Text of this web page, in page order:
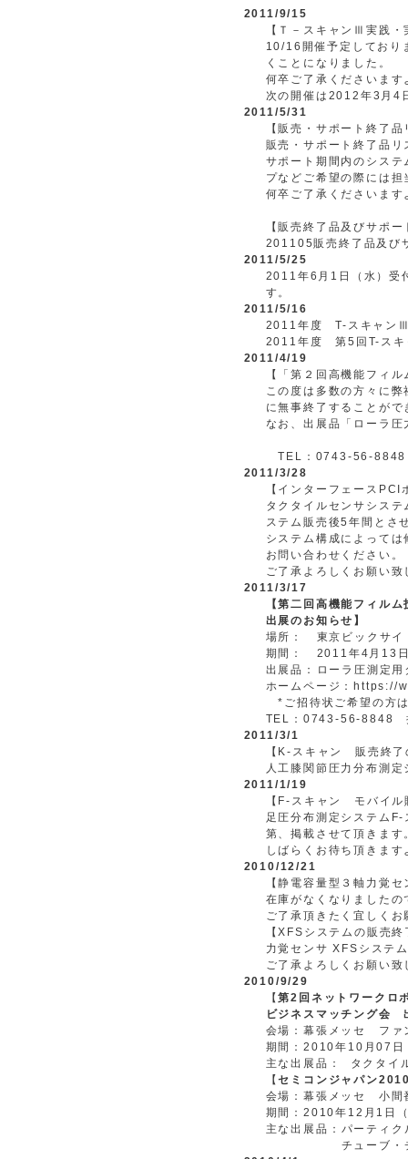
2011/9/15
【Ｔ－スキャンⅢ実践
10/16開催予定しており
くことになりました。
何卒ご了承くださいま
次の開催は2012年3月4
2011/5/31
【販売・サポート終了
販売・サポート終了品
サポート期間内のシス
プなどご希望の際には
何卒ご了承くださいま
【販売終了品及びサポ
201105販売終了品及び
2011/5/25
2011年6月1日（水）受
す。
2011/5/16
2011年度 T-スキャンⅢ
2011年度 第5回T-スキ
2011/4/19
【「第２回高機能フィ
この度は多数の方々に
に無事終了することがで
なお、出展品「ローラ
TEL：0743-56-
2011/3/28
【インターフェース
タクタイルセンサシス
ステム販売後5年間とさ
システム構成によって
お問い合わせください。
ご了承よろしくお願い致
2011/3/17
【第二回高機能フィル
出展のお知らせ】
場所：
東京ビックサ
期間：
2011年4月13
出展品：
ローラ圧測定
ホームページ：
*ご招待状ご希望の方
TEL：0743-56-8848
2011/3/1
【K-スキャン 販売終了
人工膝関節圧力分布測
2011/1/19
【F-スキャン モバイル
足圧分布測定システム
第、掲載させて頂きます
しばらくお待ち頂きま
2010/12/21
【静電容量型３軸力覚
在庫がなくなりました
ご了承頂きたく宜しく
【XFSシステムの販売
力覚センサ XFSシステ
ご了承よろしくお願い致
2010/9/29
【第2回ネットワークロ
ビジネスマッチング会
会場：幕張メッセ ファ
期間：2010年10月07
主な出展品：
タクタイ
【セミコンジャパン
会場：幕張メッセ 小間
期間：2010年12月1日
主な出展品： パーティク
チューブ・